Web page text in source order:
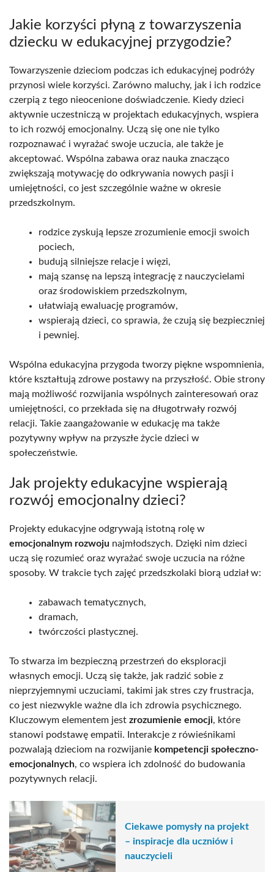
Jakie korzyści płyną z towarzyszenia
dziecku w edukacyjnej przygodzie?
Towarzyszenie dzieciom podczas ich edukacyjnej podróży
przynosi wiele korzyści. Zarówno maluchy, jak i ich rodzice
czerpią z tego nieocenione doświadczenie. Kiedy dzieci
aktywnie uczestniczą w projektach edukacyjnych, wspiera
to ich rozwój emocjonalny. Uczą się one nie tylko
rozpoznawać i wyrażać swoje uczucia, ale także je
akceptować. Wspólna zabawa oraz nauka znacząco
zwiększają motywację do odkrywania nowych pasji i
umiejętności, co jest szczególnie ważne w okresie
przedszkolnym.
rodzice zyskują lepsze zrozumienie emocji swoich
pociech,
budują silniejsze relacje i więzi,
mają szansę na lepszą integrację z nauczycielami
oraz środowiskiem przedszkolnym,
ułatwiają ewaluację programów,
wspierają dzieci, co sprawia, że czują się bezpieczniej
i pewniej.
Wspólna edukacyjna przygoda tworzy piękne wspomnienia,
które kształtują zdrowe postawy na przyszłość. Obie strony
mają możliwość rozwijania wspólnych zainteresowań oraz
umiejętności, co przekłada się na długotrwały rozwój
relacji. Takie zaangażowanie w edukację ma także
pozytywny wpływ na przyszłe życie dzieci w
społeczeństwie.
Jak projekty edukacyjne wspierają
rozwój emocjonalny dzieci?
Projekty edukacyjne odgrywają istotną rolę w
emocjonalnym rozwoju najmłodszych. Dzięki nim dzieci
uczą się rozumieć oraz wyrażać swoje uczucia na różne
sposoby. W trakcie tych zajęć przedszkolaki biorą udział w:
zabawach tematycznych,
dramach,
twórczości plastycznej.
To stwarza im bezpieczną przestrzeń do eksploracji
własnych emocji. Uczą się także, jak radzić sobie z
nieprzyjemnymi uczuciami, takimi jak stres czy frustracja,
co jest niezwykle ważne dla ich zdrowia psychicznego.
Kluczowym elementem jest zrozumienie emocji, które
stanowi podstawę empatii. Interakcje z rówieśnikami
pozwalają dzieciom na rozwijanie kompetencji społeczno-
emocjonalnych, co wspiera ich zdolność do budowania
pozytywnych relacji.
Ciekawe pomysły na projekt
– inspiracje dla uczniów i
nauczycieli